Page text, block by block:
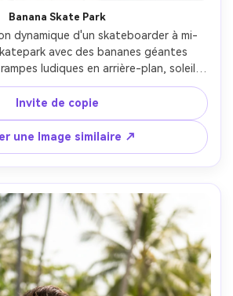
Banana Skate Park
dynamique d'un skateboarder à mi-
avec des bananes géantes
ludiques en arrière-plan, soleil
streetwear décontracté, prise sur
f/2.8, large photo basse angle,
grain et texture photoréalistes,
de sport énergique- -ar 4:5
Invite de copie
une Image similaire ↗